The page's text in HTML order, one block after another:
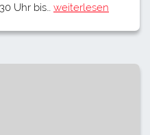
Uhr bis… weiterlesen